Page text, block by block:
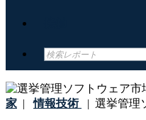
家 | 情報技術 | 選挙管理